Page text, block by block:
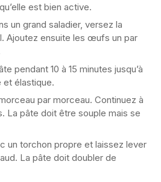
est bien active.
un grand saladier, versez la
Ajoutez ensuite les œufs un par
pendant 10 à 15 minutes jusqu’à
et élastique.
par morceau. Continuez à
La pâte doit être souple mais se
un torchon propre et laissez lever
La pâte doit doubler de